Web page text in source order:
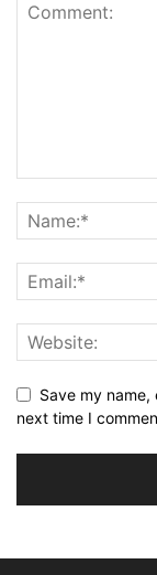
Save my
next time I